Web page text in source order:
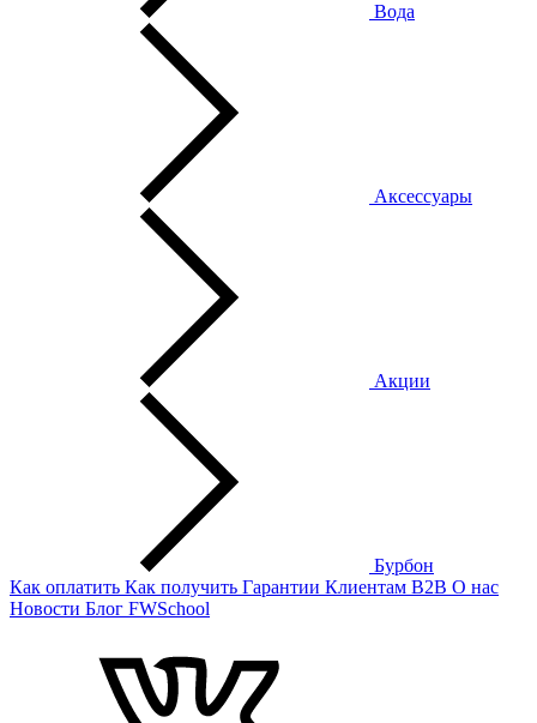
Вода
Аксессуары
Акции
Бурбон
Как оплатить Как получить Гарантии Клиентам B2B О нас
Новости Блог FWSchool